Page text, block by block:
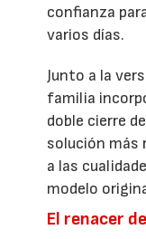
confianza
varios días.
Junto a la
familia
doble cierre
solución más
a las
modelo
El renacer